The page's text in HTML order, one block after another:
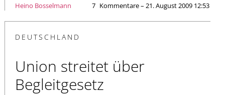
Heino Bosselmann 7 Kommentare – 21. August 2009 12:53
DEUTSCHLAND
Union streitet über
Begleitgesetz